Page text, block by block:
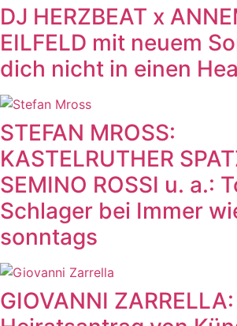
DJ HERZBEAT x
EILFELD mit neuem
dich nicht in einen
STEFAN MROSS:
KASTELRUTHER
SEMINO ROSSI u. a.:
Schlager bei Immer
sonntags
GIOVANNI ZARRELLA: